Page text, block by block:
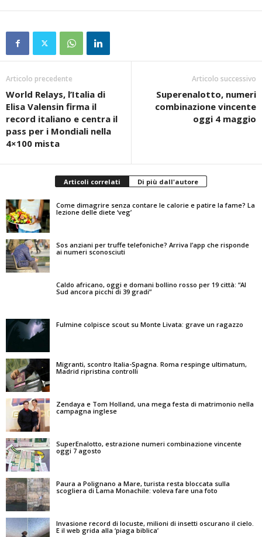
Articolo precedente
World Relays, l’Italia di
Elisa Valensin firma il
record italiano e centra il
pass per i Mondiali nella
4×100 mista
Articolo successivo
Superenalotto, numeri
combinazione vincente
oggi 4 maggio
Articoli correlati Di più dall'autore
Come dimagrire senza contare le calorie e patire la fame? La
lezione delle diete ‘veg’
Sos anziani per truffe telefoniche? Arriva l’app che risponde
ai numeri sconosciuti
Caldo africano, oggi e domani bollino rosso per 19 città: “Al
Sud ancora picchi di 39 gradi”
Fulmine colpisce scout su Monte Livata: grave un ragazzo
Migranti, scontro Italia-Spagna. Roma respinge ultimatum,
Madrid ripristina controlli
Zendaya e Tom Holland, una mega festa di matrimonio nella
campagna inglese
SuperEnalotto, estrazione numeri combinazione vincente
oggi 7 agosto
Paura a Polignano a Mare, turista resta bloccata sulla
scogliera di Lama Monachile: voleva fare una foto
Invasione record di locuste, milioni di insetti oscurano il cielo.
E il web grida alla ‘piaga biblica’